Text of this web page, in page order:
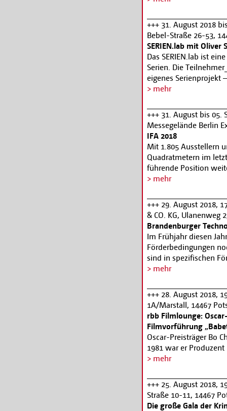
seit 1976 in
hatte sie
der Havel, Essen,
Fernsehserien zu
Elstermann im
27181-12,
+++ 31. August 2018
Bebel-Straße 26-53,
SERIEN.lab mit
Das SERIEN.lab ist
Serien. Die
eigenes Serienprojekt
voranzutreiben und
erlernen und
Room das konkrete
SERIEN.lab wird von
Martens geleitet und
Angebot richtet sich
Journalist_innen und
auf hochklassige
Produzent_innen,
> mehr
+++ 31. August bis 05.
Messegelände Berlin
IFA 2018
Mit 1.805 Ausstellern
Quadratmetern im
führende Position
denn je. Nirgendwo
> mehr
+++ 29. August 2018,
& CO. KG, Ulanenweg
Brandenburger
Im Frühjahr diesen
Förderbedingungen
sind in spezifischen
bürokratische Hürden
Prozessen wird in
Weise und in einer
Technologieabend
Chancen skizzieren
seien werden eine
Unternehmens oder
genügend Zeit und
(Visitenkarten nicht
> mehr
+++ 28. August 2018,
1A/Marstall, 14467
rbb Filmlounge:
Filmvorführung
Oscar-Preisträger Bo
1981 war er
später arbeitete
1988 den Oscar als
Christensen im
Kartenreservierung:
> mehr
+++ 25. August 2018,
Straße 10-11, 14467
Die große Gala der